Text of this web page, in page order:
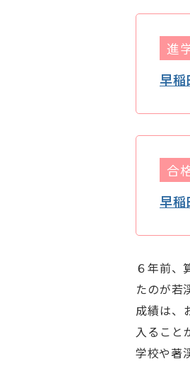
進
早稲
合
早稲
６年前、
たのが若
成績は、
入ること
学校や著